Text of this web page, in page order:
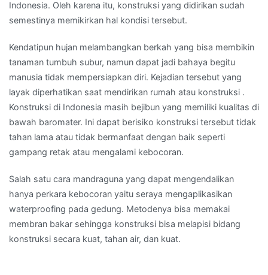
Indonesia. Oleh karena itu, konstruksi yang didirikan sudah
semestinya memikirkan hal kondisi tersebut.
Kendatipun hujan melambangkan berkah yang bisa membikin
tanaman tumbuh subur, namun dapat jadi bahaya begitu
manusia tidak mempersiapkan diri. Kejadian tersebut yang
layak diperhatikan saat mendirikan rumah atau konstruksi .
Konstruksi di Indonesia masih bejibun yang memiliki kualitas di
bawah baromater. Ini dapat berisiko konstruksi tersebut tidak
tahan lama atau tidak bermanfaat dengan baik seperti
gampang retak atau mengalami kebocoran.
Salah satu cara mandraguna yang dapat mengendalikan
hanya perkara kebocoran yaitu seraya mengaplikasikan
waterproofing pada gedung. Metodenya bisa memakai
membran bakar sehingga konstruksi bisa melapisi bidang
konstruksi secara kuat, tahan air, dan kuat.